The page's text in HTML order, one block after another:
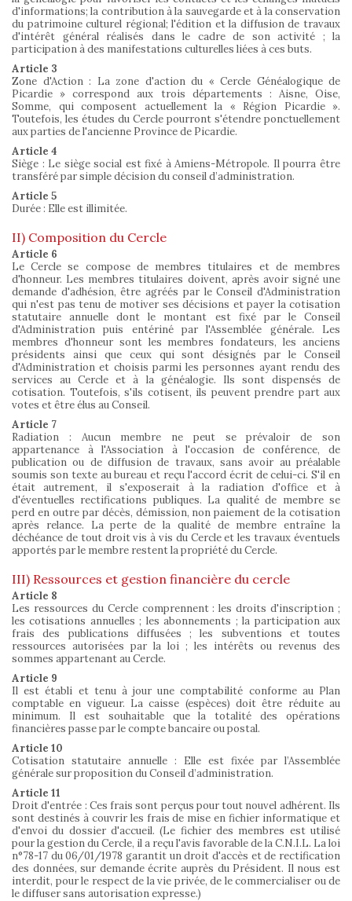
d'informations; la contribution à la sauvegarde et à la conservation
du patrimoine culturel régional; l'édition et la diffusion de travaux
d'intérêt général réalisés dans le cadre de son activité ; la
participation à des manifestations culturelles liées à ces buts.
Article 3
Zone d'Action : La zone d'action du « Cercle Généalogique de
Picardie » correspond aux trois départements : Aisne, Oise,
Somme, qui composent actuellement la « Région Picardie ».
Toutefois, les études du Cercle pourront s'étendre ponctuellement
aux parties de l'ancienne Province de Picardie.
Article 4
Siège : Le siège social est fixé à Amiens-Métropole. Il pourra être
transféré par simple décision du conseil d’administration.
Article 5
Durée : Elle est illimitée.
II) Composition du Cercle
Article 6
Le Cercle se compose de membres titulaires et de membres
d'honneur. Les membres titulaires doivent, après avoir signé une
demande d'adhésion, être agréés par le Conseil d'Administration
qui n'est pas tenu de motiver ses décisions et payer la cotisation
statutaire annuelle dont le montant est fixé par le Conseil
d'Administration puis entériné par l'Assemblée générale. Les
membres d'honneur sont les membres fondateurs, les anciens
présidents ainsi que ceux qui sont désignés par le Conseil
d'Administration et choisis parmi les personnes ayant rendu des
services au Cercle et à la généalogie. Ils sont dispensés de
cotisation. Toutefois, s'ils cotisent, ils peuvent prendre part aux
votes et être élus au Conseil.
Article 7
Radiation : Aucun membre ne peut se prévaloir de son
appartenance à l'Association à l'occasion de conférence, de
publication ou de diffusion de travaux, sans avoir au préalable
soumis son texte au bureau et reçu l'accord écrit de celui-ci. S'il en
était autrement, il s'exposerait à la radiation d'office et à
d'éventuelles rectifications publiques. La qualité de membre se
perd en outre par décès, démission, non paiement de la cotisation
après relance. La perte de la qualité de membre entraîne la
déchéance de tout droit vis à vis du Cercle et les travaux éventuels
apportés par le membre restent la propriété du Cercle.
III) Ressources et gestion financière du cercle
Article 8
Les ressources du Cercle comprennent : les droits d'inscription ;
les cotisations annuelles ; les abonnements ; la participation aux
frais des publications diffusées ; les subventions et toutes
ressources autorisées par la loi ; les intérêts ou revenus des
sommes appartenant au Cercle.
Article 9
Il est établi et tenu à jour une comptabilité conforme au Plan
comptable en vigueur. La caisse (espèces) doit être réduite au
minimum. Il est souhaitable que la totalité des opérations
financières passe par le compte bancaire ou postal.
Article 10
Cotisation statutaire annuelle : Elle est fixée par l’Assemblée
générale sur proposition du Conseil d’administration.
Article 11
Droit d'entrée : Ces frais sont perçus pour tout nouvel adhérent. Ils
sont destinés à couvrir les frais de mise en fichier informatique et
d'envoi du dossier d'accueil. (Le fichier des membres est utilisé
pour la gestion du Cercle, il a reçu l'avis favorable de la C.N.I.L. La loi
n°78-17 du 06/01/1978 garantit un droit d'accès et de rectification
des données, sur demande écrite auprès du Président. Il nous est
interdit, pour le respect de la vie privée, de le commercialiser ou de
le diffuser sans autorisation expresse.)